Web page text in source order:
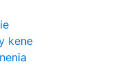
kene